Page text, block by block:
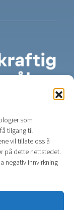
som
tilgang til
vil tillate oss å
på dette nettstedet.
negativ innvirkning